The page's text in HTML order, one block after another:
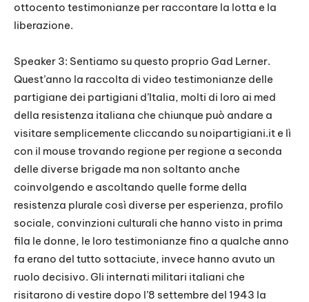
ottocento testimonianze per raccontare la lotta e la
liberazione.
Speaker 3: Sentiamo su questo proprio Gad Lerner.
Quest’anno la raccolta di video testimonianze delle
partigiane dei partigiani d’Italia, molti di loro ai med
della resistenza italiana che chiunque può andare a
visitare semplicemente cliccando su noipartigiani.it e lì
con il mouse trovando regione per regione a seconda
delle diverse brigade ma non soltanto anche
coinvolgendo e ascoltando quelle forme della
resistenza plurale così diverse per esperienza, profilo
sociale, convinzioni culturali che hanno visto in prima
fila le donne, le loro testimonianze fino a qualche anno
fa erano del tutto sottaciute, invece hanno avuto un
ruolo decisivo. Gli internati militari italiani che
risitarono di vestire dopo l’8 settembre del 1943 la